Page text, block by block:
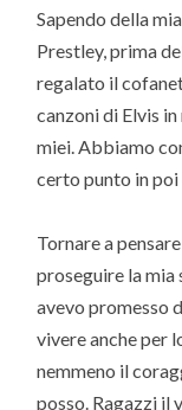
Sapendo della
Prestley, prima
regalato il
canzoni di Elvis
miei. Abbiamo
certo punto in poi
Tornare a
proseguire la
avevo promesso
vivere anche per
nemmeno il
posso. Ragazzi il